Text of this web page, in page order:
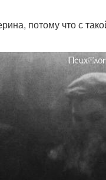
потому что с